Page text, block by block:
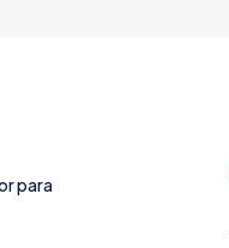
para